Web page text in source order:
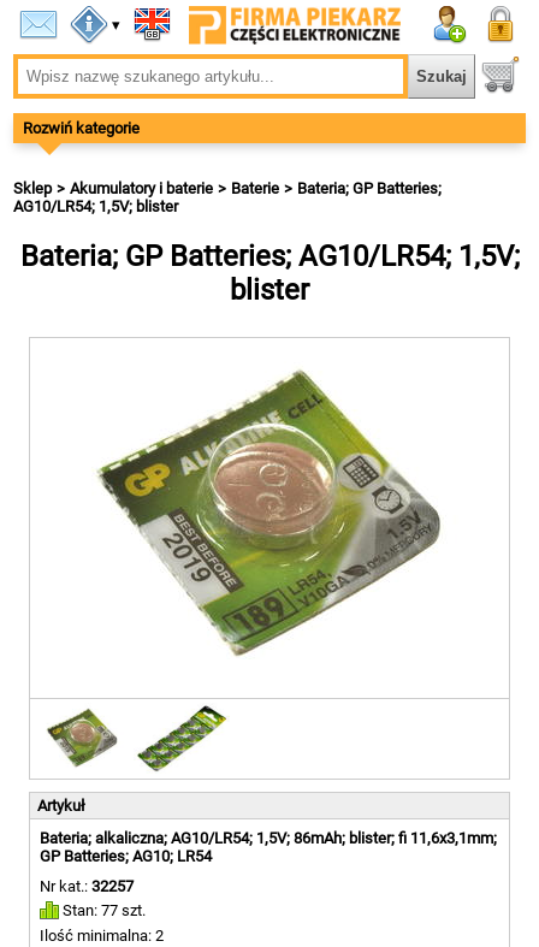
▾
Rozwiń kategorie
Sklep Akumulatory i baterie Baterie
Bateria; GP Batteries;
AG10/LR54; 1,5V; blister
Bateria; GP Batteries; AG10/LR54; 1,5V;
blister
Artykuł
Bateria; alkaliczna; AG10/LR54; 1,5V; 86mAh; blister; fi 11,6x3,1mm;
GP Batteries; AG10; LR54
Nr kat.: 32257
Stan: 77 szt.
Ilość minimalna: 2